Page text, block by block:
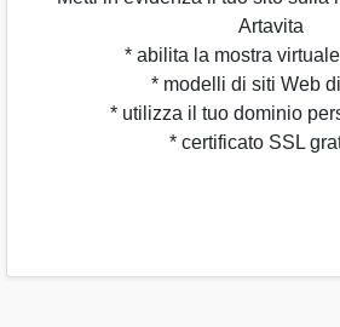
Artavita
* abilita la mostra
* modelli di siti Web
* utilizza il tuo dominio
* certificato SSL